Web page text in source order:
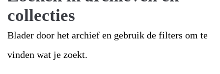
collecties
Blader door het archief en gebruik de filters om te
vinden wat je zoekt.